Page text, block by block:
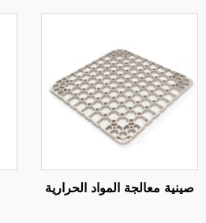
صينية معالجة المواد الحرارية